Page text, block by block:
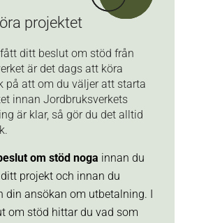
projektet
ditt beslut om stöd från
är det dags att köra
på att om du väljer att starta
innan Jordbruksverkets
är klar, så gör du det alltid
om stöd noga innan du
projekt och innan du
din ansökan om utbetalning. I
om stöd hittar du vad som